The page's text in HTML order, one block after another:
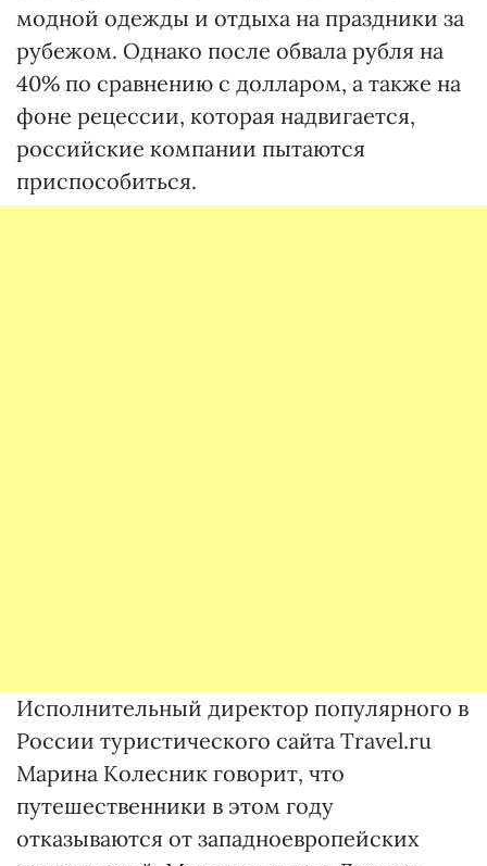
модной одежды и отдыха на праздники за
рубежом. Однако после обвала рубля на
40% по сравнению с долларом, а также на
фоне рецессии, которая надвигается,
российские компании пытаются
приспособиться.
Исполнительный директор популярного в
России туристического сайта Travel.ru
Марина Колесник говорит, что
путешественники в этом году
отказываются от западноевропейских